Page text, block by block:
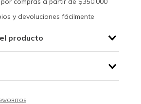
y devoluciones fácilmente
producto